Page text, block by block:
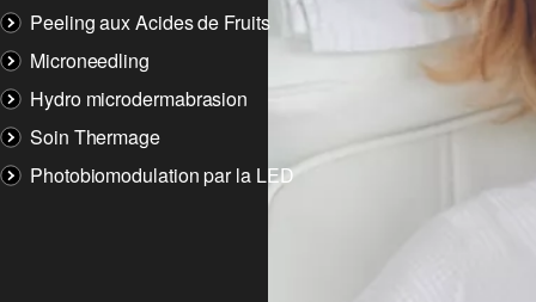
Peeling aux Acides de Fruits
Microneedling
Hydro microdermabrasion
Soin Thermage
Photobiomodulation par la LED